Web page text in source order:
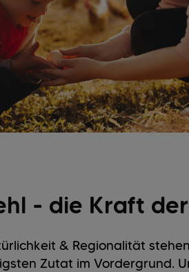
- die Kraft
& Regionalität
Zutat im Vordergrund.